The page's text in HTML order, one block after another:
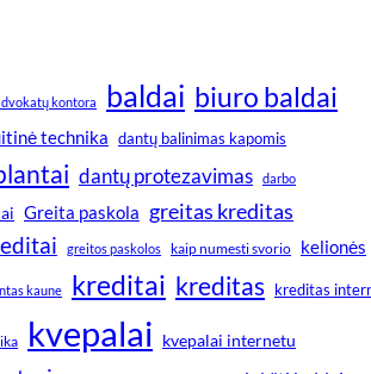
kontora baldai biuro baldai
technika dantų balinimas kapomis
dantų protezavimas darbo
Greita paskola greitas kreditas
greitos paskolos kaip numesti svorio kelionės
kaune kreditai kreditas kreditas
kvepalai kvepalai internetu